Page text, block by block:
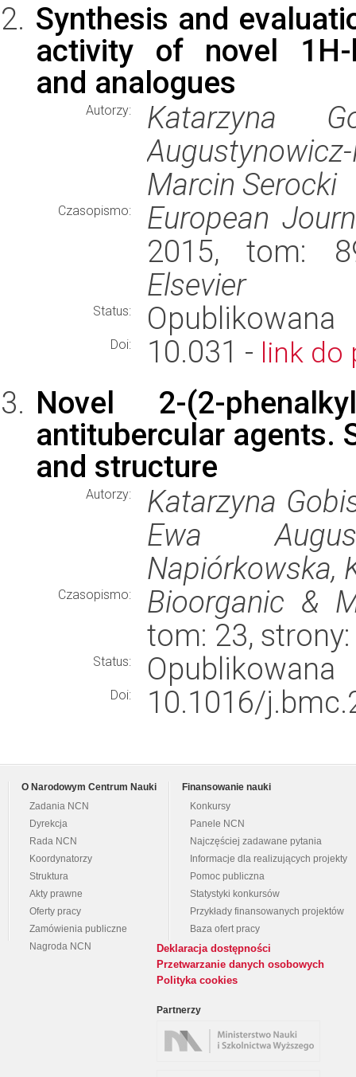
Synthesis and
activity of novel 1H-
and analogues
Autorzy:
Katarzyna
Marcin Serocki
Czasopismo:
European
2015, tom:
Elsevier
Status: Opublikowana
Doi: 10.031 - link do
Novel 2-(2-
antitubercular agents.
and structure
Autorzy:
Katarzyna
Ewa
Napiórkowska,
Czasopismo:
Bioorganic &
tom: 23,
Status: Opublikowana
Doi: 10.1016/
O Narodowym Centrum Nauki
Zadania NCN
Dyrekcja
Rada NCN
Koordynatorzy
Struktura
Akty prawne
Oferty pracy
Zamówienia publiczne
Nagroda NCN
Finansowanie nauki
Konkursy
Panele NCN
Najczęściej zadawane pytania
Informacje dla realizujących projekty
Pomoc publiczna
Statystyki konkursów
Przykłady finansowanych projektów
Baza ofert pracy
Deklaracja dostępności
Przetwarzanie danych osobowych
Polityka cookies
Partnerzy